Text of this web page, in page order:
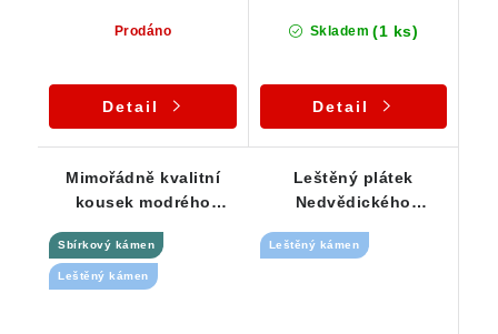
Prodáno
Detail
Skladem (1 ks)
Detail
Mimořádně kvalitní
kousek modrého
mramoru
Sbírkový kámen
Leštěný kámen
Leštěný plátek
Nedvědického
modrou barvou
Leštěný kámen